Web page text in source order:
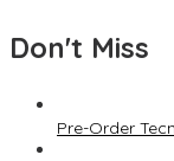
Don't Miss
Pre-Order